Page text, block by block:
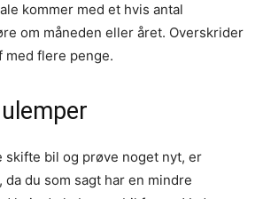
kommer med et hvis antal
om måneden eller året. Overskrider
med flere penge.
skifte bil og prøve noget nyt, er
da du som sagt har en mindre